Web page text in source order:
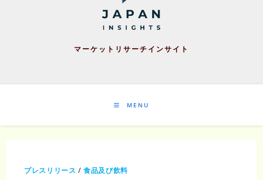
マーケットリサーチインサイト
MENU
プレスリリース /食品及び飲料